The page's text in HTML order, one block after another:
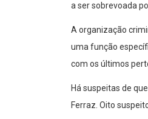
a ser sobrevoada
A organização
uma função
com os últimos
Há suspeitas de
Ferraz. Oito